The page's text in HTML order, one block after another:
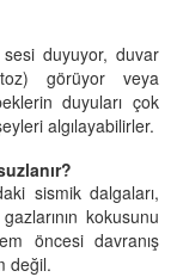
sesi duyuyor, duvar
görüyor veya
duyuları çok
algılayabilirler.
sismik dalgaları,
kokusunu
öncesi davranış
değil.